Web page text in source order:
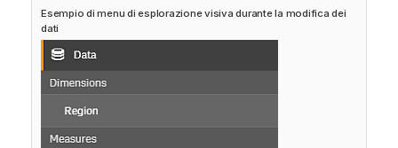
r
m
a
t
i
c
a
Esempio di menu di esplorazione visiva durante la modifica dei
dati